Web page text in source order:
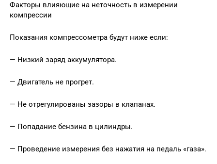
Факторы влияющие на неточность в измерении
компрессии
Показания компрессометра будут ниже если:
— Низкий заряд аккумулятора.
— Двигатель не прогрет.
— Не отрегулированы зазоры в клапанах.
— Попадание бензина в цилиндры.
— Проведение измерения без нажатия на педаль «газа».